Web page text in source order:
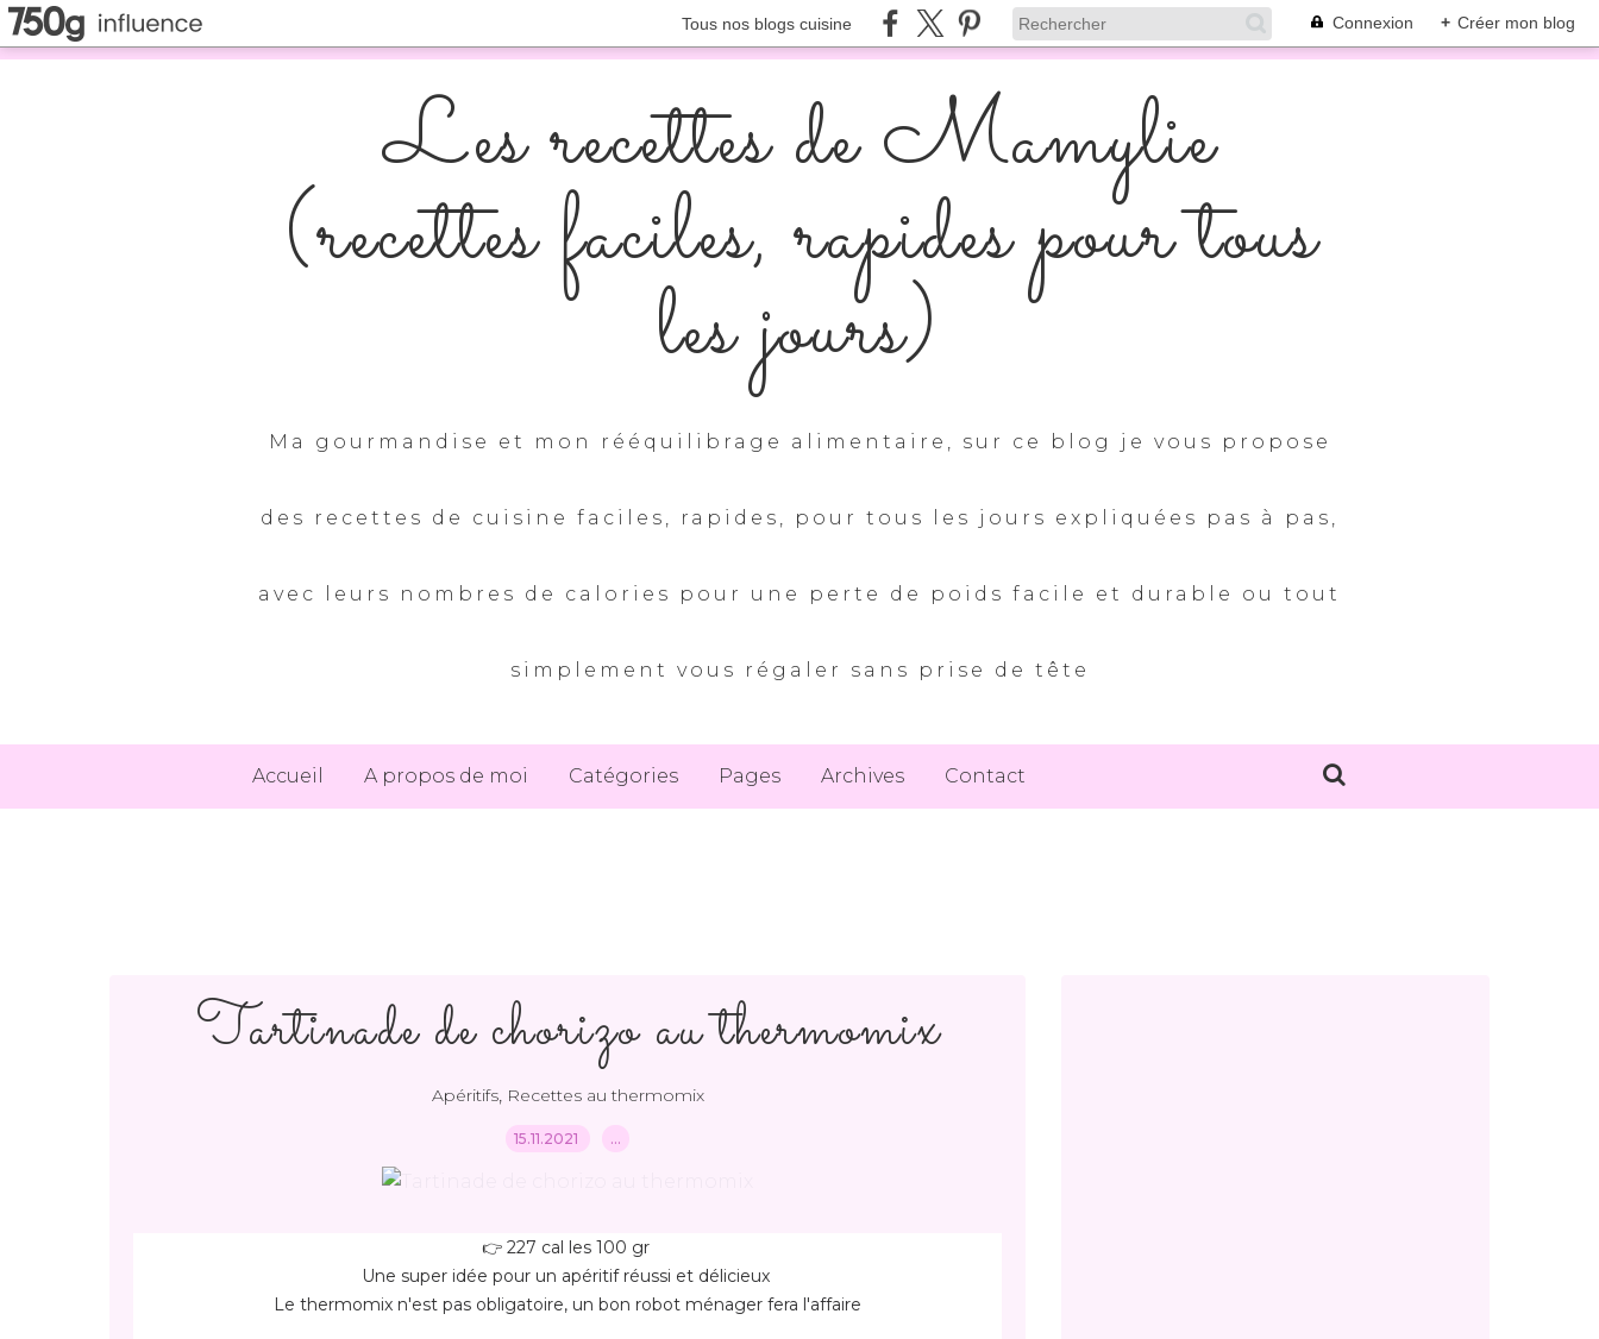
Tous nos blogs cuisine Connexion + Créer mon blog
Les recettes de Mamylie
(recettes faciles, rapides pour tous
les jours)
Ma gourmandise et mon rééquilibrage alimentaire, sur ce blog je vous propose
des recettes de cuisine faciles, rapides, pour tous les jours expliquées pas à pas,
avec leurs nombres de calories pour une perte de poids facile et durable ou tout
simplement vous régaler sans prise de tête
Accueil A propos de moi Catégories Pages Archives Contact
Tartinade de chorizo au thermomix
Apéritifs, Recettes au thermomix
15.11.2021 …
👉 227 cal les 100 gr
Une super idée pour un apéritif réussi et délicieux
Le thermomix n'est pas obligatoire, un bon robot ménager fera l'affaire